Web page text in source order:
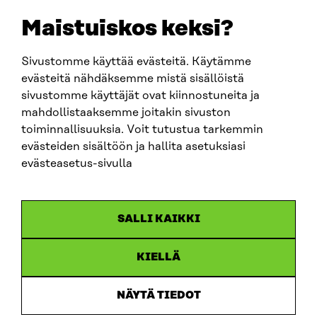
Maistuiskos keksi?
Sivustomme käyttää evästeitä. Käytämme
evästeitä nähdäksemme mistä sisällöistä
sivustomme käyttäjät ovat kiinnostuneita ja
mahdollistaaksemme joitakin sivuston
toiminnallisuuksia. Voit tutustua tarkemmin
evästeiden sisältöön ja hallita asetuksiasi
evästeasetus-sivulla
SALLI KAIKKI
KIELLÄ
NÄYTÄ TIEDOT
firstname.lastname@sitra.fi
SITRA ON SOCIAL MEDIA
LinkedIn
Instagram
Accessibility statement